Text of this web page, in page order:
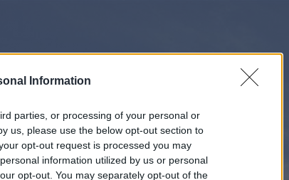
Information
parties, or processing of your personal or
us, please use the below opt-out section to
opt-out request is processed you may
information utilized by us or personal
opt-out. You may separately opt-out of the